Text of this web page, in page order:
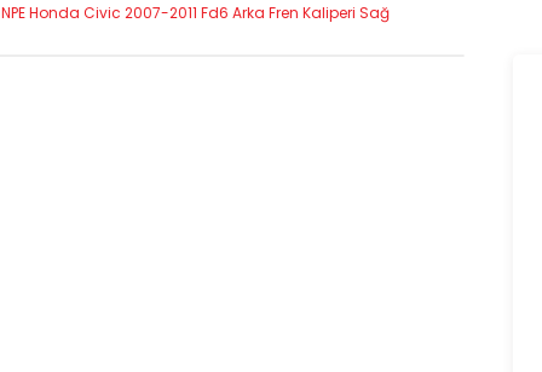
NPE Honda Civic 2007-2011 Fd6 Arka Fren Kaliperi Sağ